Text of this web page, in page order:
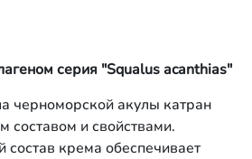
серия "Squalus acanthias"
черноморской акулы катран
составом и свойствами.
крема обеспечивает